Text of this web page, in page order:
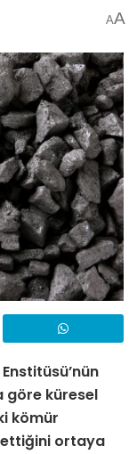
AA
göre küresel
kömür
ettiğini ortaya